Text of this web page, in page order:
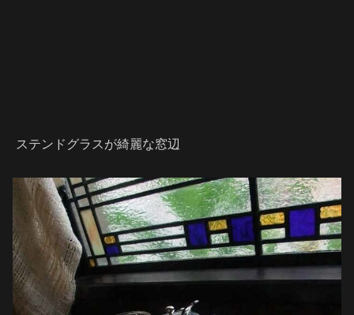
ステンドグラスが綺麗な窓辺